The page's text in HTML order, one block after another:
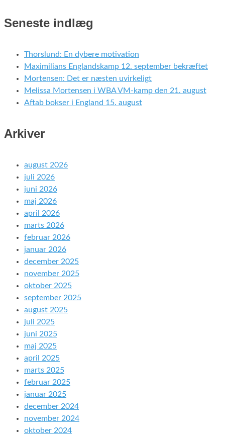
Seneste indlæg
Thorslund: En dybere motivation
Maximilians Englandskamp 12. september bekræftet
Mortensen: Det er næsten uvirkeligt
Melissa Mortensen i WBA VM-kamp den 21. august
Aftab bokser i England 15. august
Arkiver
august 2026
juli 2026
juni 2026
maj 2026
april 2026
marts 2026
februar 2026
januar 2026
december 2025
november 2025
oktober 2025
september 2025
august 2025
juli 2025
juni 2025
maj 2025
april 2025
marts 2025
februar 2025
januar 2025
december 2024
november 2024
oktober 2024